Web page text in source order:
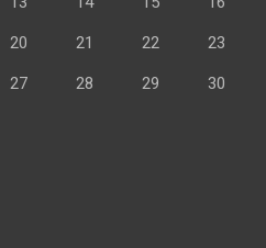
20 21 22 23
27 28 29 30